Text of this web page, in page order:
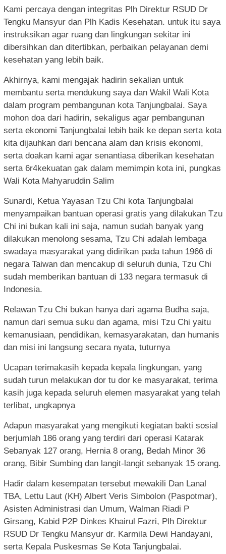
Kami percaya dengan integritas Plh Direktur RSUD Dr
Tengku Mansyur dan Plh Kadis Kesehatan. untuk itu saya
instruksikan agar ruang dan lingkungan sekitar ini
dibersihkan dan ditertibkan, perbaikan pelayanan demi
kesehatan yang lebih baik.
Akhirnya, kami mengajak hadirin sekalian untuk
membantu serta mendukung saya dan Wakil Wali Kota
dalam program pembangunan kota Tanjungbalai. Saya
mohon doa dari hadirin, sekaligus agar pembangunan
serta ekonomi Tanjungbalai lebih baik ke depan serta kota
kita dijauhkan dari bencana alam dan krisis ekonomi,
serta doakan kami agar senantiasa diberikan kesehatan
serta 6r4kekuatan gak dalam memimpin kota ini, pungkas
Wali Kota Mahyaruddin Salim
Sunardi, Ketua Yayasan Tzu Chi kota Tanjungbalai
menyampaikan bantuan operasi gratis yang dilakukan Tzu
Chi ini bukan kali ini saja, namun sudah banyak yang
dilakukan menolong sesama, Tzu Chi adalah lembaga
swadaya masyarakat yang didirikan pada tahun 1966 di
negara Taiwan dan mencakup di seluruh dunia, Tzu Chi
sudah memberikan bantuan di 133 negara termasuk di
Indonesia.
Relawan Tzu Chi bukan hanya dari agama Budha saja,
namun dari semua suku dan agama, misi Tzu Chi yaitu
kemanusiaan, pendidikan, kemasyarakatan, dan humanis
dan misi ini langsung secara nyata, tuturnya
Ucapan terimakasih kepada kepala lingkungan, yang
sudah turun melakukan dor tu dor ke masyarakat, terima
kasih juga kepada seluruh elemen masyarakat yang telah
terlibat, ungkapnya
Adapun masyarakat yang mengikuti kegiatan bakti sosial
berjumlah 186 orang yang terdiri dari operasi Katarak
Sebanyak 127 orang, Hernia 8 orang, Bedah Minor 36
orang, Bibir Sumbing dan langit-langit sebanyak 15 orang.
Hadir dalam kesempatan tersebut mewakili Dan Lanal
TBA, Lettu Laut (KH) Albert Veris Simbolon (Paspotmar),
Asisten Administrasi dan Umum, Walman Riadi P
Girsang, Kabid P2P Dinkes Khairul Fazri, Plh Direktur
RSUD Dr Tengku Mansyur dr. Karmila Dewi Handayani,
serta Kepala Puskesmas Se Kota Tanjungbalai.